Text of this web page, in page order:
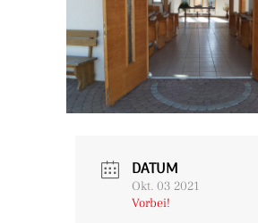
DATUM
Okt. 03 2021
Vorbei!